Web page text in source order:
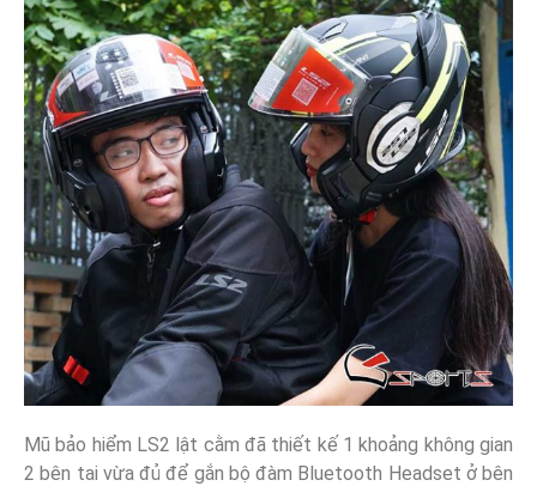
Mũ bảo hiểm LS2 lật cằm đã thiết kế 1 khoảng không gian
2 bên tai vừa đủ để gắn bộ đàm Bluetooth Headset ở bên